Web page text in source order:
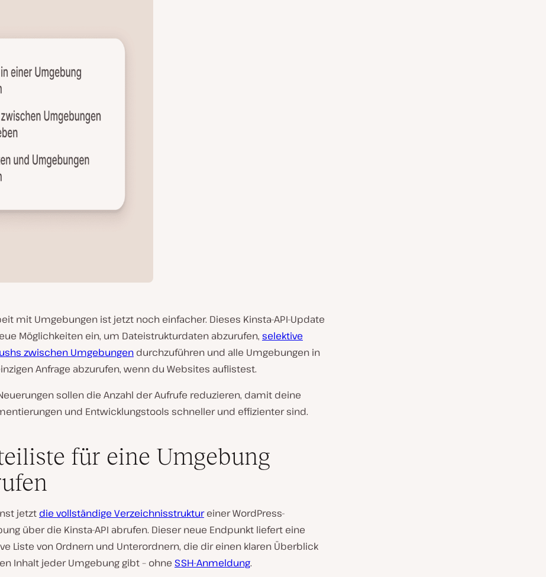
mit Umgebungen ist jetzt noch einfacher. Dieses Kinsta-API-Update
Möglichkeiten ein, um Dateistrukturdaten abzurufen, selektive
zwischen Umgebungen durchzuführen und alle Umgebungen in
Anfrage abzurufen, wenn du Websites auflistest.
sollen die Anzahl der Aufrufe reduzieren, damit deine
und Entwicklungstools schneller und effizienter sind.
für eine Umgebung
jetzt die vollständige Verzeichnisstruktureiner WordPress-
über die Kinsta-API abrufen. Dieser neue Endpunkt liefert eine
Liste von Ordnern und Unterordnern, die dir einen klaren Überblick
Inhalt jeder Umgebung gibt – ohne SSH-Anmeldung.